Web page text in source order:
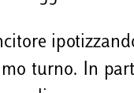
turno. In